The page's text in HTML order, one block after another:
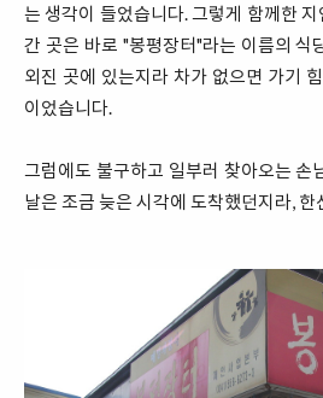
는 생각이 들었습니다. 그렇게 함께한
간 곳은 바로 "봉평장터"라는 이름의 식
외진 곳에 있는지라 차가 없으면 가기
이었습니다.
그럼에도 불구하고 일부러 찾아오는 손
날은 조금 늦은 시각에 도착했던지라,